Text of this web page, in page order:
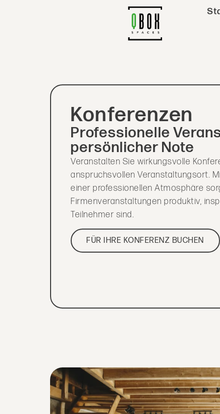
Konferenzen
Professionelle
persönlicher Note
Veranstalten Sie wirkungsvolle
anspruchsvollen Veranstaltungsort.
einer professionellen Atmosphäre
Firmenveranstaltungen produktiv,
Teilnehmer sind.
FÜR IHRE KONFERENZ BUCHEN